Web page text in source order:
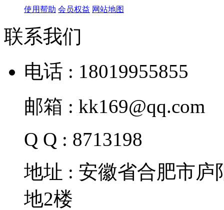
使用帮助 会员权益 网站地图
联系我们
电话 : 18019955855
邮箱 : kk169@qq.com
Q Q : 8713198
地址 : 安徽省合肥市
地2楼